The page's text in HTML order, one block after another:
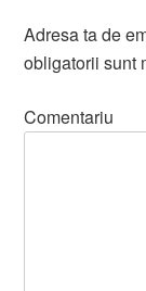
Adresa ta de
obligatorii sunt
Comentariu